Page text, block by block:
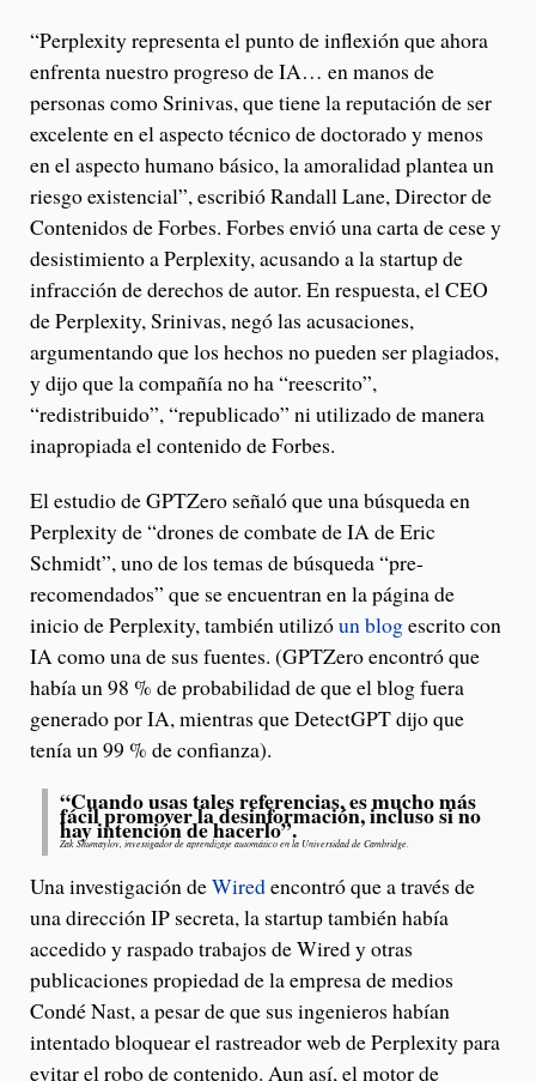
“Perplexity representa el punto de inflexión que ahora
enfrenta nuestro progreso de IA… en manos de
personas como Srinivas, que tiene la reputación de ser
excelente en el aspecto técnico de doctorado y menos
en el aspecto humano básico, la amoralidad plantea un
riesgo existencial”, escribió Randall Lane, Director de
Contenidos de Forbes. Forbes envió una carta de cese y
desistimiento a Perplexity, acusando a la startup de
infracción de derechos de autor. En respuesta, el CEO
de Perplexity, Srinivas, negó las acusaciones,
argumentando que los hechos no pueden ser plagiados,
y dijo que la compañía no ha “reescrito”,
“redistribuido”, “republicado” ni utilizado de manera
inapropiada el contenido de Forbes.
El estudio de GPTZero señaló que una búsqueda en
Perplexity de “drones de combate de IA de Eric
Schmidt”, uno de los temas de búsqueda “pre-
recomendados” que se encuentran en la página de
inicio de Perplexity, también utilizóun blogescrito con
IA como una de sus fuentes. (GPTZero encontró que
había un 98 % de probabilidad de que el blog fuera
generado por IA, mientras que DetectGPT dijo que
tenía un 99 % de confianza).
“Cuando usas tales referencias, es mucho más
fácil promover la desinformación, incluso si no
hay intención de hacerlo”.
Zak Shumaylov, investigador de aprendizaje automático en la Universidad de Cambridge.
Una investigación deWiredencontró que a través de
una dirección IP secreta, la startup también había
accedido y raspado trabajos de Wired y otras
publicaciones propiedad de la empresa de medios
Condé Nast, a pesar de que sus ingenieros habían
intentado bloquear el rastreador web de Perplexity para
evitar el robo de contenido. Aun así, el motor de